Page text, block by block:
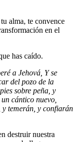
alma, te convence
en el
has caído.
a Jehová, Y se
del pozo de la
sobre peña, y
cántico nuevo,
y temerán, y confiarán
destruir nuestra